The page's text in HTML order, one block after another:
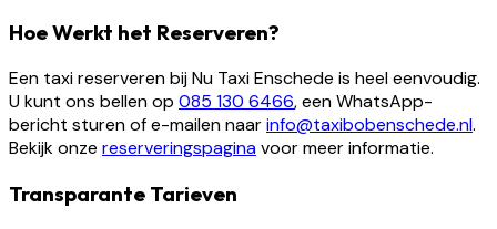
Hoe Werkt het Reserveren?
Een taxi reserveren bij Nu Taxi Enschede is heel eenvoudig.
U kunt ons bellen op 085 130 6466, een WhatsApp-
bericht sturen of e-mailen naarinfo@taxibobenschede.nl.
Bekijk onze reserveringspaginavoor meer informatie.
Transparante Tarieven